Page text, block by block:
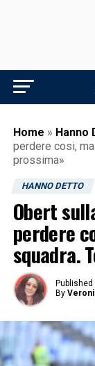
Home » Hanno
perdere cosi,
prossima»
HANNO DETTO
Obert
perdere
squadra.
Published
By